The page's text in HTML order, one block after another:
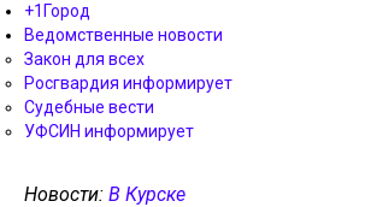
+1Город
Ведомственные новости
Закон для всех
Росгвардия информирует
Судебные вести
УФСИН информирует
Новости: В Курске